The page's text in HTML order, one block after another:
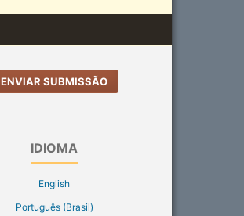
ENVIAR SUBMISSÃO
IDIOMA
English
Português (Brasil)